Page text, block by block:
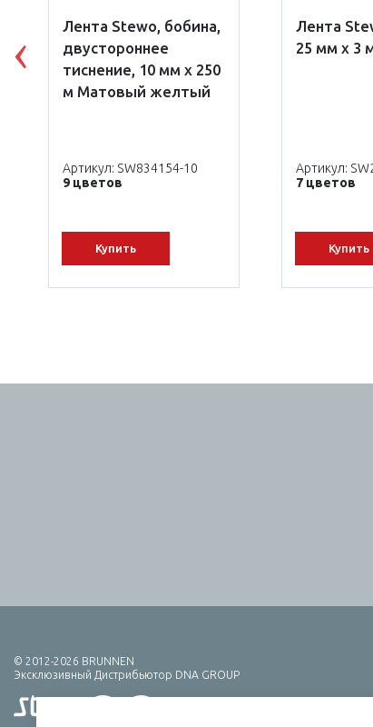
Previous
Лента Stewo, бобина,
двустороннее
тиснение, 10 мм х 250
м Матовый желтый
Артикул: SW834154-10
9 цветов
Купить
Лента
25 мм х 3
Артикул:
7 цветов
Купить
© 2012-2026 BRUNNEN
Эксклюзивный Дистрибьютор DNA GROUP